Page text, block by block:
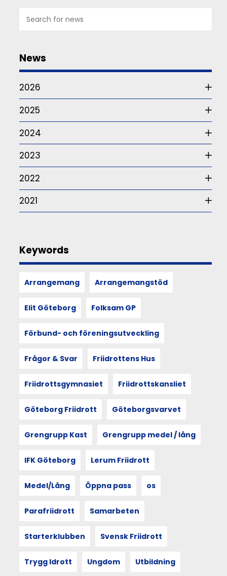
News
2026
2025
2024
2023
2022
2021
Keywords
Arrangemang Arrangemangstöd
Elit Göteborg Folksam GP
Förbund- och föreningsutveckling
Frågor & Svar Friidrottens Hus
Friidrottsgymnasiet Friidrottskansliet
Göteborg Friidrott Göteborgsvarvet
Grengrupp Kast Grengrupp medel / lång
IFK Göteborg Lerum Friidrott
Medel/Lång Öppna pass os
Parafriidrott Samarbeten
Starterklubben Svensk Friidrott
Trygg Idrott Ungdom Utbildning
07
2026
Studie
om
funktionärskap
Det
är
frågan
som
ur
ett
somatiskt
–
alltså
hur
rörelser
och
kroppsliga
formar
återspeglar
från
Utgångspunkten
sociologen
princip
togetherness
människan
rummet
Och
mötet